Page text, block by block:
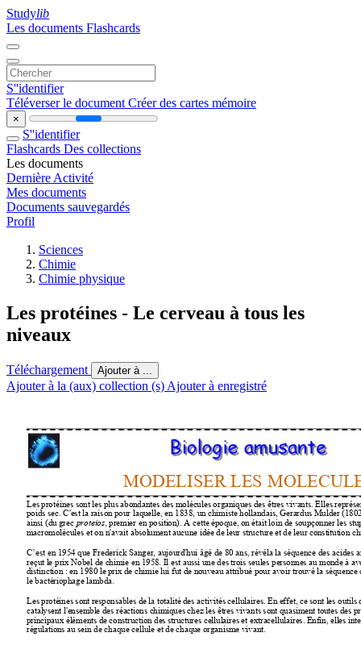
Studylib
Les documents Flashcards
S''identifier
Téléverser le document Créer des cartes mémoire
×
S''identifier
Flashcards Des collections
Les documents
Dernière Activité
Mes documents
Documents sauvegardés
Profil
Sciences
Chimie
Chimie physique
Les protéines - Le cerveau à tous les
niveaux
Téléchargement Ajouter à ...
Ajouter à la (aux) collection (s) Ajouter à enregistré
Les protéines sont les plus abondantes des molécules organiques des êtres vivants. Elles
poids sec. C'est la raison pour laquelle, en 1838, un chimiste hollandais, Gerardus Mulder
ainsi (du grec
, premier en position). A cette époque, on était loin de soupçonner les
macromolécules et on n'avait absolument aucune idée de leur structure et de leur constitution
MODELISER LES
proteios
C’est en 1954 que Frederick Sanger, aujourd'hui âgé de 80 ans, révéla la séquence des acides
reçut le prix Nobel de chimie en 1958. Il est aussi une des trois seules personnes au monde à
distinction : en 1980 le prix de chimie lui fut de nouveau attribué pour avoir trouvé la séquence
le bactériophage lambda.
Les protéines sont responsables de la totalité des activités cellulaires. En effet, ce sont les outils
catalysent l'ensemble des réactions chimiques chez les êtres vivants sont quasiment toutes des
principaux éléments de construction des structures cellulaires et extracellulaires. Enfin, elles
régulations au sein de chaque cellule et de chaque organisme vivant.